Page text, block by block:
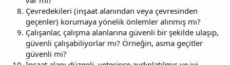
Çevredekileri (inşaat alanından veya çevresinden
geçenler) korumaya yönelik önlemler alınmış mı?
Çalışanlar, çalışma alanlarına güvenli bir şekilde ulaşıp,
güvenli çalışabiliyorlar mı? Örneğin, asma geçitler
güvenli mi?